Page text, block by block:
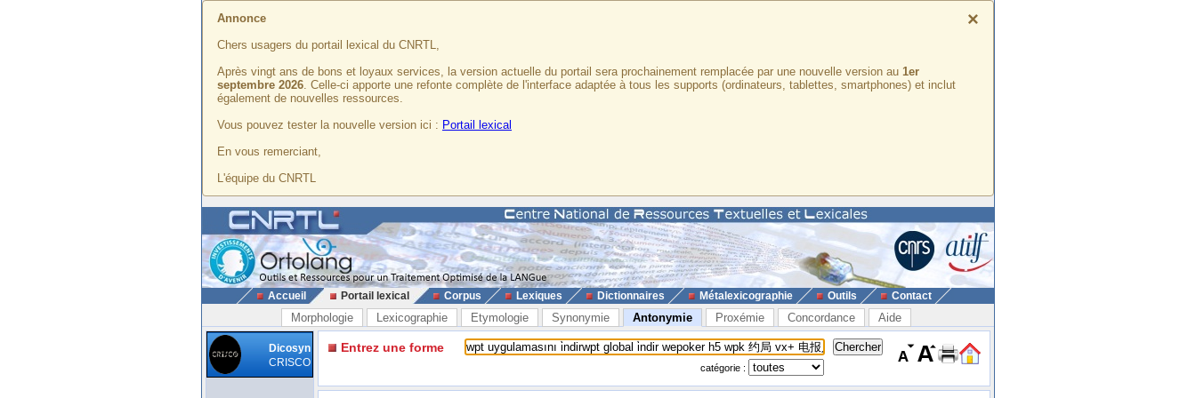
×
Annonce
Chers usagers du portail lexical du CNRTL,
Après vingt ans de bons et loyaux services, la version actuelle du portail sera prochainement remplacée par une nouvelle version au 1er
septembre 2026. Celle-ci apporte une refonte complète de l'interface adaptée à tous les supports (ordinateurs, tablettes, smartphones) et inclut
également de nouvelles ressources.
Vous pouvez tester la nouvelle version ici : Portail lexical
En vous remerciant,
L'équipe du CNRTL
Accueil Portail lexical Corpus Lexiques Dictionnaires Métalexicographie Outils Contact
Morphologie Lexicographie Etymologie Synonymie Antonymie Proxémie Concordance Aide
Dicosyn
CRISCO
Entrez une forme
catégorie :